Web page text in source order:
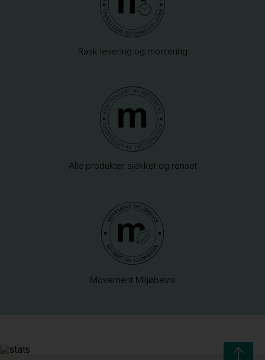
Rask levering og montering
Alle produkter sjekket og renset
Movement Miljøbevis